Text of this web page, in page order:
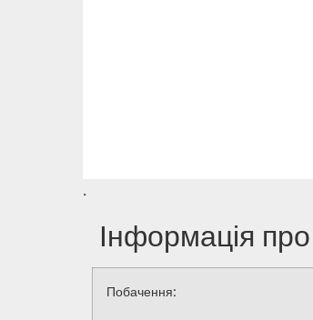
.
Інформація
Побачення: